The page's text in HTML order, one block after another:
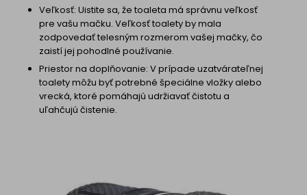
Veľkosť: Uistite sa, že toaleta má správnu veľkosť
pre vašu mačku. Veľkosť toalety by mala
zodpovedať telesným rozmerom vašej mačky, čo
zaistí jej pohodlné používanie.
Priestor na doplňovanie: V prípade uzatvárateľnej
toalety môžu byť potrebné špeciálne vložky alebo
vrecká, ktoré pomáhajú udržiavať čistotu a
uľahčujú čistenie.